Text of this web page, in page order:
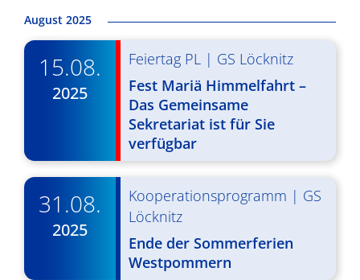
a
n
s
l
t
n
s
u
August 2025
15.08.
2025
Feiertag PL | GS Löcknitz
Fest Mariä Himmelfahrt –
Das Gemeinsame
Sekretariat ist für Sie
verfügbar
31.08.
2025
Kooperationsprogramm | GS
Löcknitz
Ende der Sommerferien
Westpommern